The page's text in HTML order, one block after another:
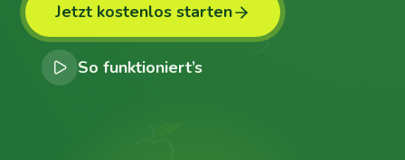
Jetzt kostenlos starten
So funktioniert’s